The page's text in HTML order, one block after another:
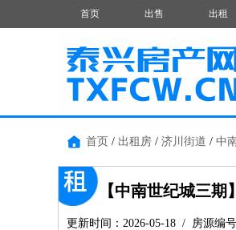
首页 出售 出租
首页 / 出租房 / 济川街道 / 中
【中南世纪城三
更新时间：2026-05-18 / 房源编